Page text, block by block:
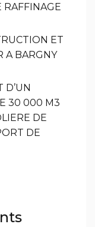
RAFFINAGE
ET
A BARGNY
D’UN
30 000 M3
DE
DE